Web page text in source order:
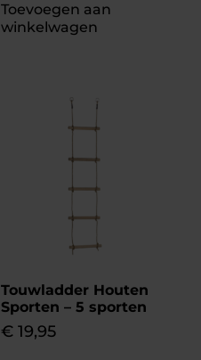
Toevoegen aan
winkelwagen
Touwladder Houten
Sporten – 5 sporten
€ 19,95